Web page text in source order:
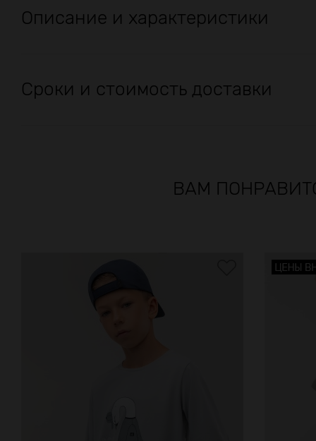
Описание и характеристики
Сроки и стоимость доставки
ВАМ